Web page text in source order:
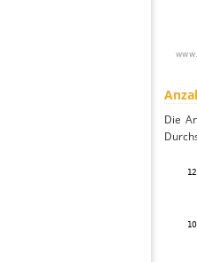
Die